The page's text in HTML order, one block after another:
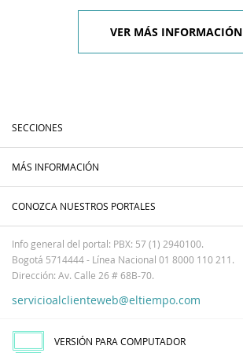
VER MÁS INFORMACIÓN
SECCIONES
MÁS INFORMACIÓN
CONOZCA NUESTROS PORTALES
Info general del portal: PBX: 57 (1) 2940100.
Bogotá 5714444 - Línea Nacional 01 8000 110 211.
Dirección: Av. Calle 26 # 68B-70.
servicioalclienteweb@eltiempo.com
VERSIÓN PARA COMPUTADOR